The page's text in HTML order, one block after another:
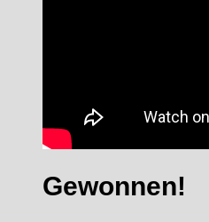
Gewonnen!